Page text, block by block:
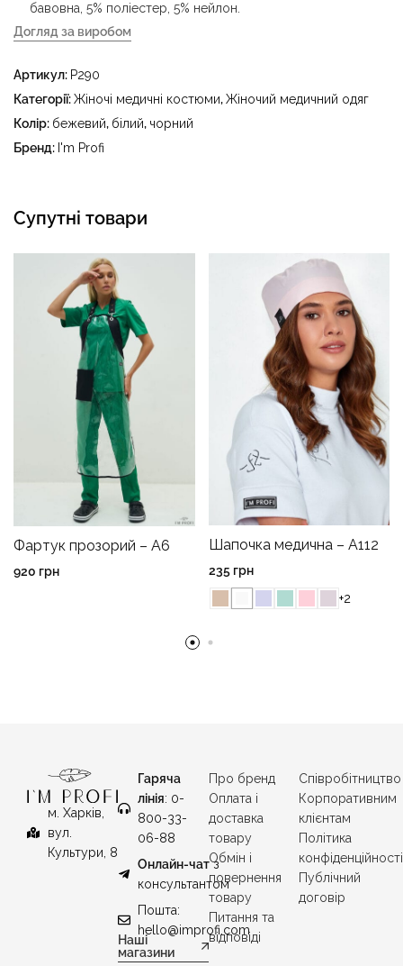
бавовна, 5% поліестер, 5% нейлон.
Догляд за виробом
прасувати за температури праски до 150 °C - не
відбілювати - суха чистка з використанням
тетрахлоретилену (перхлоретилену) та вуглеводів
температури до 40 °C
Артикул: P290
Категорії:Жіночі медичні костюми,Жіночий медичний одяг
Колір: бежевий, білий, чорний
Бренд: I'm Profi
Супутні товари
Фартук прозорий – A6
920 грн
Шапочка медична – A112
235 грн
+2
м. Харків,
вул.
Культури, 8
Гаряча
лінія: 0-
800-33-
06-88
Онлайн-чатз
консультантом
Пошта:
hello@improfi.com
Наші
магазини
Про бренд
Оплата і
доставка
товару
Обмін і
повернення
товару
Питання та
відповіді
Співробітництво
Корпоративним
клієнтам
Політика
конфіденційності
Публічний
договір